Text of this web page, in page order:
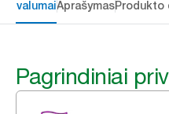
AprašymasProdukto
Pagrindiniai